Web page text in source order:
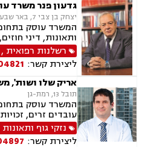
ליקויי בנייה, מיסוי
תאונות דרכים,
עסקי, ליווי מיזמי
רפואית, רשלנות
הביטחון, נכי
גדעון פנר משרד
יצחק בן צבי 7, באר שבע
המשרד עוסק
ותאונות, דיני
דיני משפחה, בנקים,
תאונות דרכים,
רכוש, ייפוי כוח
הריון ולידה, לשון
הנפש, אובדן כושר
תאונות עקב
השקעות בחו"ל, דין
נשים בהריון, תכנון
שיתופיות, ליקויי
רשלנות רפואית ,
ליצירת קשר:
אריק שלו ושות',
תובל 13, רמת-גן
המשרד עוסק
עובדים זרים,
ביטוח, ביטוח
מסחרי, קניין רוחני,
נזקי גוף ותאונות
ליצירת קשר: